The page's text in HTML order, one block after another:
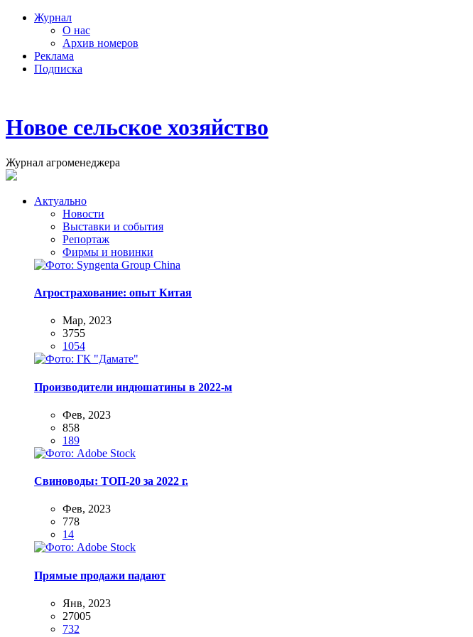
Журнал
О нас
Архив номеров
Реклама
Подписка
Новое сельское хозяйство
Журнал агроменеджера
Актуально
Новости
Выставки и события
Репортаж
Фирмы и новинки
Агрострахование: опыт Китая
Мар, 2023
3755
1054
Производители индюшатины в 2022-м
Фев, 2023
858
189
Свиноводы: ТОП-20 за 2022 г.
Фев, 2023
778
14
Прямые продажи падают
Янв, 2023
27005
732